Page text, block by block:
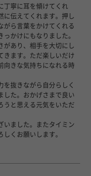
丁寧に耳を傾けてくれ
に伝えてくれます。押し
がら言葉をかけてくれる
かけにもなりました。
があり、相手を大切にし
きます。ただ楽しいだけ
向きな気持ちになれる時
を抜きながら自分らしく
した。おかげさまで良い
うと思える元気をいただ
いました。またタイミン
しくお願いします。